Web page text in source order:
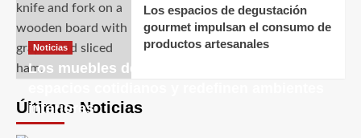
Los espacios de degustación
gourmet impulsan el consumo de
productos artesanales
Últimas Noticias
Noticias
Los muebles decorativos transforman
interiores